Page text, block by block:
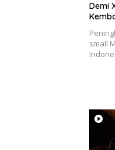
Demi
small